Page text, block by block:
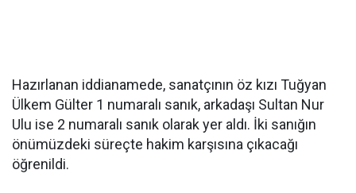
Hazırlanan iddianamede, sanatçının öz kızı Tuğyan
Ülkem Gülter 1 numaralı sanık, arkadaşı Sultan Nur
Ulu ise 2 numaralı sanık olarak yer aldı. İki sanığın
önümüzdeki süreçte hakim karşısına çıkacağı
öğrenildi.